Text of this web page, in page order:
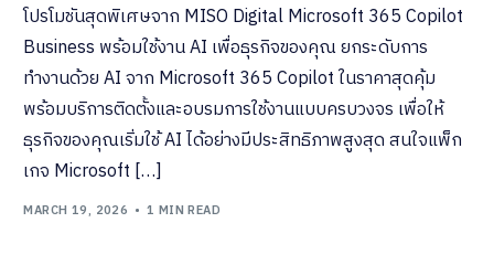
โปรโมชันสุดพิเศษจาก MISO Digital Microsoft 365 Copilot
Business พร้อมใช้งาน AI เพื่อธุรกิจของคุณ ยกระดับการ
ทำงานด้วย AI จาก Microsoft 365 Copilot ในราคาสุดคุ้ม
พร้อมบริการติดตั้งและอบรมการใช้งานแบบครบวงจร เพื่อให้
ธุรกิจของคุณเริ่มใช้ AI ได้อย่างมีประสิทธิภาพสูงสุด สนใจแพ็ก
เกจ Microsoft […]
MARCH 19, 2026 1 MIN READ